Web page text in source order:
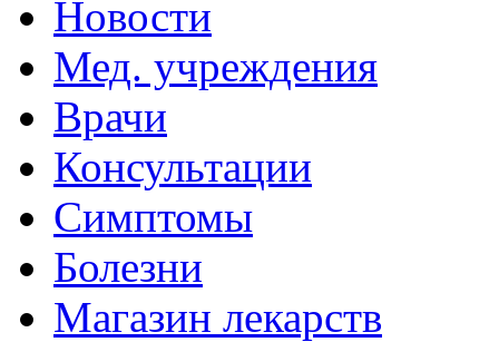
Новости
Мед. учреждения
Врачи
Консультации
Симптомы
Болезни
Магазин лекарств